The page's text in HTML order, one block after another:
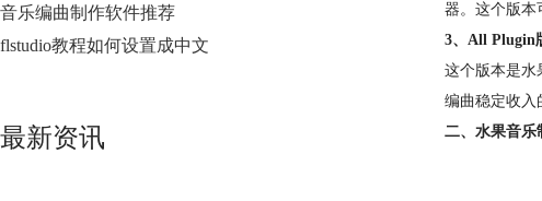
音乐编曲制作软件推荐
flstudio教程如何设置成中文
最新资讯
器。这个版本
3、All Plugin
这个版本是水
编曲稳定收入
二、水果音乐